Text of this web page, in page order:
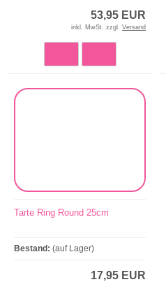
53,95 EUR
inkl. MwSt. zzgl. Versand
Tarte Ring Round 25cm
Bestand: (auf Lager)
17,95 EUR